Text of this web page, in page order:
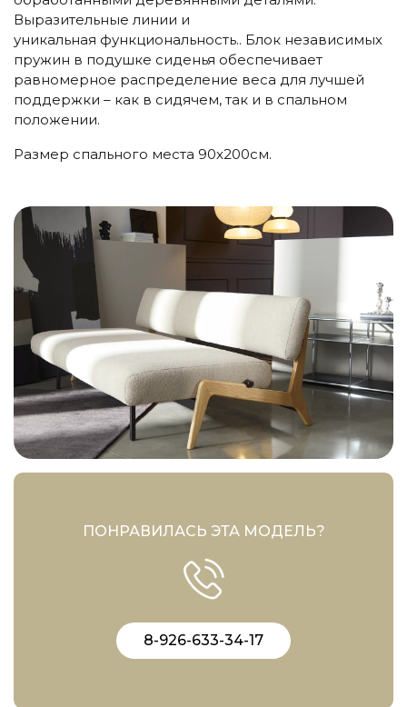
Выразительные линии и
уникальная функциональность.. Блок независимых
пружин в подушке сиденья обеспечивает
равномерное распределение веса для лучшей
поддержки – как в сидячем, так и в спальном
положении.
Размер спального места 90х200см.
ПОНРАВИЛАСЬ ЭТА МОДЕЛЬ?
8-926-633-34-17